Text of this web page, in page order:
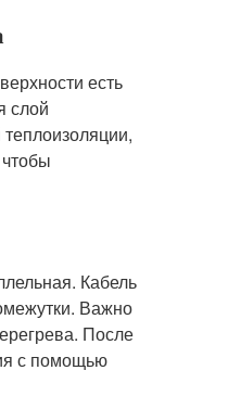
есть
слой
Кабель
Важно
После
с помощью